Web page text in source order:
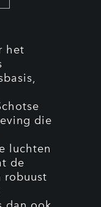
het
die
luchten
de
robuust